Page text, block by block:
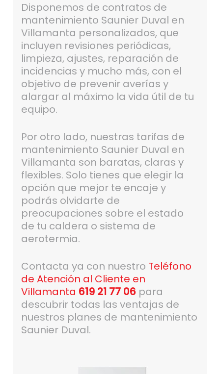
Disponemos de contratos de
mantenimiento Saunier Duval en
Villamanta personalizados, que
incluyen revisiones periódicas,
limpieza, ajustes, reparación de
incidencias y mucho más, con el
objetivo de prevenir averías y
alargar al máximo la vida útil de tu
equipo.
Por otro lado, nuestras tarifas de
mantenimiento Saunier Duval en
Villamanta son baratas, claras y
flexibles. Solo tienes que elegir la
opción que mejor te encaje y
podrás olvidarte de
preocupaciones sobre el estado
de tu caldera o sistema de
aerotermia.
Contacta ya con nuestro Teléfono
de Atención al Cliente en
Villamanta 619 21 77 06 para
descubrir todas las ventajas de
nuestros planes de mantenimiento
Saunier Duval.